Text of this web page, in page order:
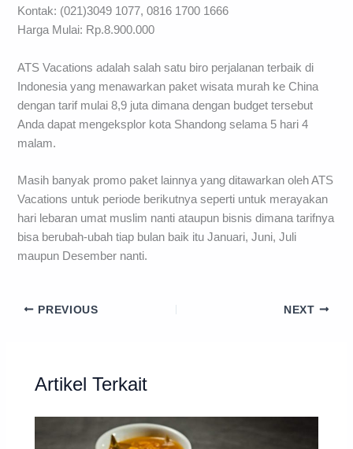
Kontak: (021)3049 1077, 0816 1700 1666
Harga Mulai: Rp.8.900.000
ATS Vacations adalah salah satu biro perjalanan terbaik di
Indonesia yang menawarkan paket wisata murah ke China
dengan tarif mulai 8,9 juta dimana dengan budget tersebut
Anda dapat mengeksplor kota Shandong selama 5 hari 4
malam.
Masih banyak promo paket lainnya yang ditawarkan oleh ATS
Vacations untuk periode berikutnya seperti untuk merayakan
hari lebaran umat muslim nanti ataupun bisnis dimana tarifnya
bisa berubah-ubah tiap bulan baik itu Januari, Juni, Juli
maupun Desember nanti.
PREVIOUS NEXT
Artikel Terkait